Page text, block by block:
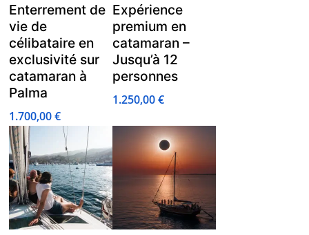
Enterrement de
vie de
célibataire en
exclusivité sur
catamaran à
Palma
1.700,00€
Expérience
premium en
catamaran –
Jusqu’à 12
personnes
1.250,00€